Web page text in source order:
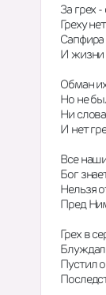
За грех
Греху
Сапфира
И жизни
Обман
Но не
Ни
И нет
Все
Бог
Нельзя
Пред
Грех в
Блуждал
Пустил